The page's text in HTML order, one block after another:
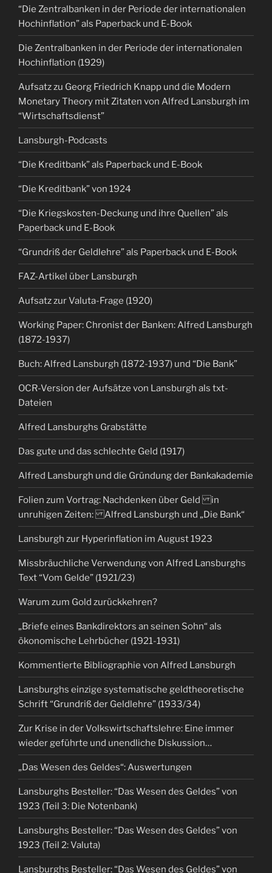
“Die Zentralbanken in der Periode der internationalen
Hochinflation” als Paperback und E-Book
Die Zentralbanken in der Periode der internationalen
Hochinflation (1929)
Aufsatz zu Georg Friedrich Knapp und die Modern
Monetary Theory mit Zitaten von Alfred Lansburgh im
“Wirtschaftsdienst”
Lansburgh-Podcasts
“Die Kreditbank” als Paperback und E-Book
“Die Kreditbank” von 1924
“Die Kriegskosten-Deckung und ihre Quellen” als
Paperback und E-Book
“Grundriß der Geldlehre” als Paperback und E-Book
FAZ-Artikel über Lansburgh
Aufsatz zur Valuta-Frage (1920)
Working Paper: Chronist der Banken: Alfred Lansburgh
(1872-1937)
Buch: Alfred Lansburgh (1872-1937) und “Die Bank”
OCR-Version der Aufsätze von Lansburgh als txt-
Dateien
Alfred Lansburghs Grabstätte
Das gute und das schlechte Geld (1917)
Alfred Lansburgh und die Gründung der Bankakademie
Folien zum Vortrag: Nachdenken über Geld in
unruhigen Zeiten: Alfred Lansburgh und „Die Bank“
Lansburgh zur Hyperinflation im August 1923
Missbräuchliche Verwendung von Alfred Lansburghs
Text “Vom Gelde” (1921/23)
Warum zum Gold zurückkehren?
„Briefe eines Bankdirektors an seinen Sohn“ als
ökonomische Lehrbücher (1921-1931)
Kommentierte Bibliographie von Alfred Lansburgh
Lansburghs einzige systematische geldtheoretische
Schrift “Grundriß der Geldlehre” (1933/34)
Zur Krise in der Volkswirtschaftslehre: Eine immer
wieder geführte und unendliche Diskussion…
„Das Wesen des Geldes“: Auswertungen
Lansburghs Besteller: “Das Wesen des Geldes” von
1923 (Teil 3: Die Notenbank)
Lansburghs Besteller: “Das Wesen des Geldes” von
1923 (Teil 2: Valuta)
Lansburghs Besteller: “Das Wesen des Geldes” von